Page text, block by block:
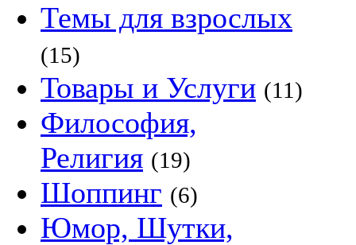
Темы для взрослых
(15)
Товары и Услуги (11)
Философия,
Религия (19)
Шоппинг (6)
Юмор, Шутки,